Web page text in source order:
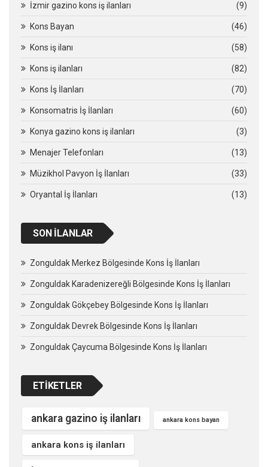
İzmir gazino kons iş ilanları (9)
Kons Bayan (46)
Kons iş ilanı (58)
Kons iş ilanları (82)
Kons İş İlanları (70)
Konsomatris İş İlanları (60)
Konya gazino kons iş ilanları (3)
Menajer Telefonları (13)
Müzikhol Pavyon İş İlanları (33)
Oryantal İş İlanları (13)
SON İLANLAR
Zonguldak Merkez Bölgesinde Kons İş İlanları
Zonguldak Karadenizereğli Bölgesinde Kons İş İlanları
Zonguldak Gökçebey Bölgesinde Kons İş İlanları
Zonguldak Devrek Bölgesinde Kons İş İlanları
Zonguldak Çaycuma Bölgesinde Kons İş İlanları
ETIKETLER
ankara gazino iş ilanları ankara kons bayan
ankara kons iş ilanları